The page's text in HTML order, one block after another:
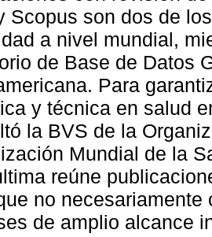
Scopus son dos de
a nivel mundial,
de Base de Datos
Para
y técnica en salud
la BVS de la
Mundial de la
reúne
no
de amplio alcance